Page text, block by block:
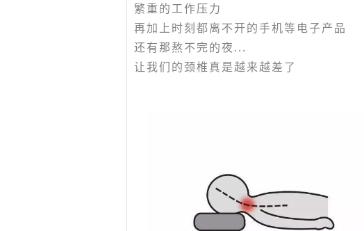
繁重的工作压力
再加上时刻都离不开的手机等电子产品
还有那熬不完的夜...
让我们的颈椎真是越来越差了